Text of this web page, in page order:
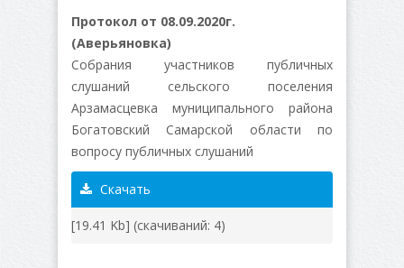
Протокол от 08.09.2020г.
(Аверьяновка)
Собрания участников публичных
слушаний сельского поселения
Арзамасцевка муниципального района
Богатовский Самарской области по
вопросу публичных слушаний
Скачать
[19.41 Kb] (cкачиваний: 4)